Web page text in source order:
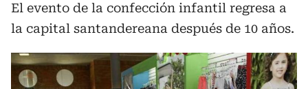
El evento de la confección infantil regresa a
la capital santandereana después de 10 años.